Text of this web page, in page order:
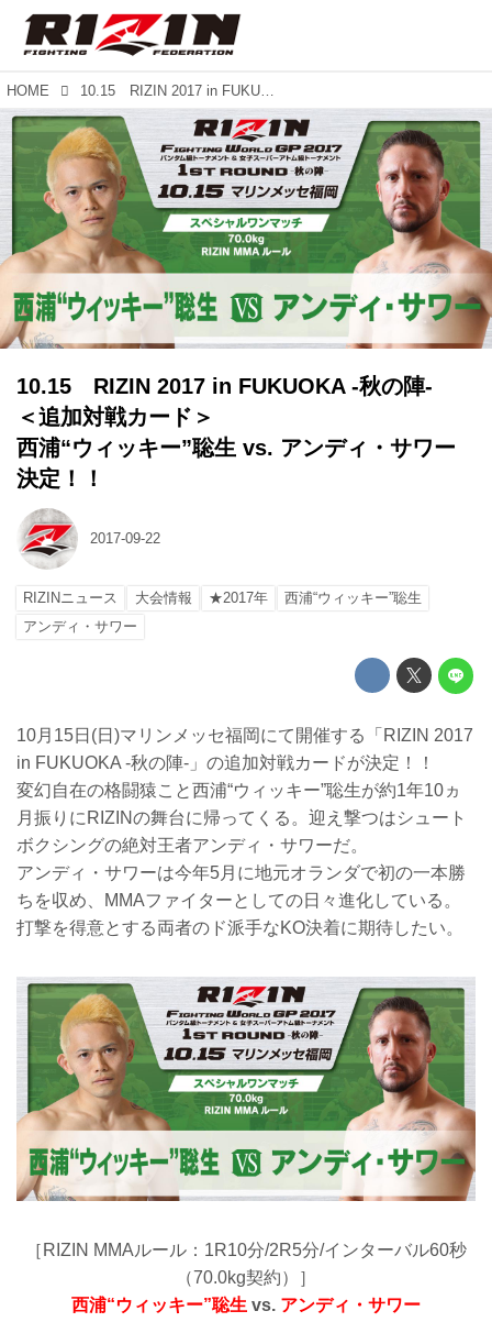
HOME 10.15 RIZIN 2017 in FUKUOKA -秋の陣- ＜追加対戦カード＞ 西浦“ウィッキー”聡生 vs. アンディ・サワー決定！！
10.15 RIZIN 2017 in FUKUOKA -秋の陣-
＜追加対戦カード＞
西浦“ウィッキー”聡生 vs. アンディ・サワー
決定！！
2017-09-22
RIZINニュース 大会情報 ★2017年
西浦“ウィッキー”聡生
アンディ・サワー
10月15日(日)マリンメッセ福岡にて開催する「RIZIN 2017
in FUKUOKA -秋の陣-」の追加対戦カードが決定！！
変幻自在の格闘猿こと西浦“ウィッキー”聡生が約1年10ヵ
月振りにRIZINの舞台に帰ってくる。迎え撃つはシュート
ボクシングの絶対王者アンディ・サワーだ。
アンディ・サワーは今年5月に地元オランダで初の一本勝
ちを収め、MMAファイターとしての日々進化している。
打撃を得意とする両者のド派手なKO決着に期待したい。
［RIZIN MMAルール：1R10分/2R5分/インターバル60秒
（70.0kg契約）］
西浦“ウィッキー”聡生 vs. アンディ・サワー